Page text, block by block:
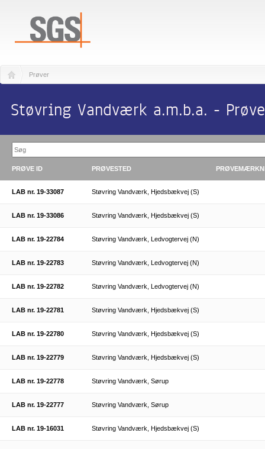
Prøver
Støvring Vandværk a.m.b.a. -
PRØVE ID PRØVESTED
LAB nr. 19-33087 Støvring Vandværk, Hjedsbækvej (S)
LAB nr. 19-33086 Støvring Vandværk, Hjedsbækvej (S)
LAB nr. 19-22784 Støvring Vandværk, Ledvogtervej (N)
LAB nr. 19-22783 Støvring Vandværk, Ledvogtervej (N)
LAB nr. 19-22782 Støvring Vandværk, Ledvogtervej (N)
LAB nr. 19-22781 Støvring Vandværk, Hjedsbækvej (S)
LAB nr. 19-22780 Støvring Vandværk, Hjedsbækvej (S)
LAB nr. 19-22779 Støvring Vandværk, Hjedsbækvej (S)
LAB nr. 19-22778 Støvring Vandværk, Sørup
LAB nr. 19-22777 Støvring Vandværk, Sørup
LAB nr. 19-16031 Støvring Vandværk, Hjedsbækvej (S)